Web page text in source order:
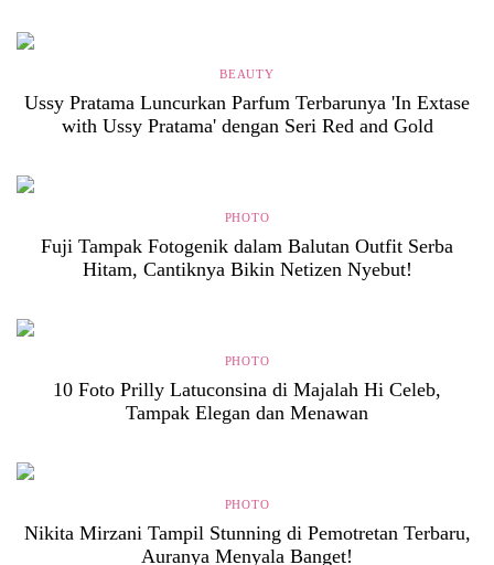
BEAUTY
Ussy Pratama Luncurkan Parfum Terbarunya 'In Extase
with Ussy Pratama' dengan Seri Red and Gold
PHOTO
Fuji Tampak Fotogenik dalam Balutan Outfit Serba
Hitam, Cantiknya Bikin Netizen Nyebut!
PHOTO
10 Foto Prilly Latuconsina di Majalah Hi Celeb,
Tampak Elegan dan Menawan
PHOTO
Nikita Mirzani Tampil Stunning di Pemotretan Terbaru,
Auranya Menyala Banget!